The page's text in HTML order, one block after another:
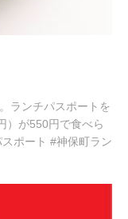
ランチパスポートを
）が550円で食べら
ポート #神保町ラン